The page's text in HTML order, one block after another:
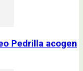
Pedrilla acogen